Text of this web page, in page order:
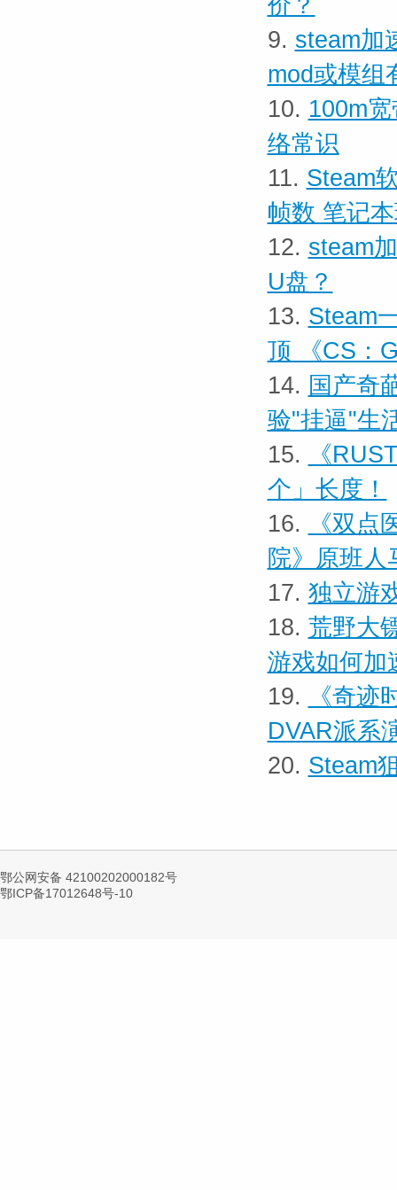
价？
9. steam加
mod或模组
10. 100m
络常识
11. Steam
帧数 笔记
12. steam
U盘？
13. Steam
顶 《CS：
14. 国产奇
验"挂逼"生
15.
《
个」长度！
16.
《双
院》原班人
17. 独立游
18. 荒野大
游戏如何加
19.
《奇
DVAR派系
20. Steam
鄂公网安备 42100202000182号
鄂ICP备17012648号-10